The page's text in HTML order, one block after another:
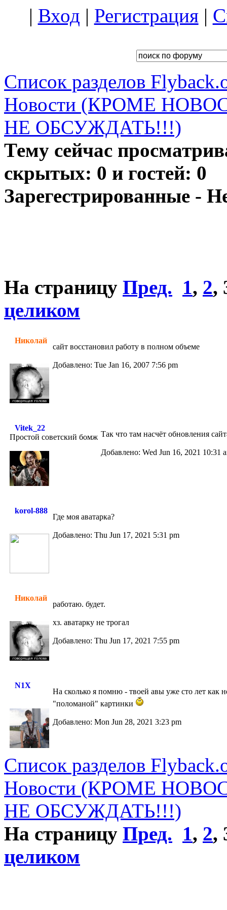
| Вход | Регистрация|
Список разделов
Новости (КРОМЕ
НЕ ОБСУЖДАТЬ!!!)
Тему сейчас
скрытых: 0 и гостей: 0
Зарегестрированные -
На страницу Пред. 1, 2,
целиком
Николай
сайт восстановил работу в полном объеме
Добавлено: Tue Jan 16, 2007 7:56 pm
Vitek_22
Простой советский бомж Так что там насчёт обновления
Добавлено: Wed Jun 16, 2021 10:31
korol-888
Где моя аватарка?
Добавлено: Thu Jun 17, 2021 5:31 pm
Николай
работаю. будет.
хз. аватарку не трогал
Добавлено: Thu Jun 17, 2021 7:55 pm
N1X
На сколько я помню - твоей авы уже сто лет как
"поломаной" картинки
Добавлено: Mon Jun 28, 2021 3:23 pm
Список разделов
Новости (КРОМЕ
НЕ ОБСУЖДАТЬ!!!)
На страницу Пред. 1, 2,
целиком